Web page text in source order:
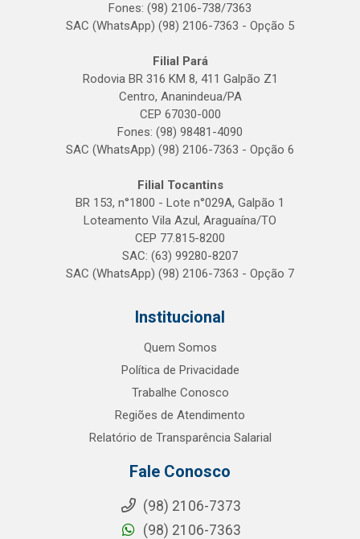
Fones: (98) 2106-738/7363
SAC (WhatsApp) (98) 2106-7363 - Opção 5
Filial Pará
Rodovia BR 316 KM 8, 411 Galpão Z1
Centro, Ananindeua/PA
CEP 67030-000
Fones: (98) 98481-4090
SAC (WhatsApp) (98) 2106-7363 - Opção 6
Filial Tocantins
BR 153, n°1800 - Lote n°029A, Galpão 1
Loteamento Vila Azul, Araguaína/TO
CEP 77.815-8200
SAC: (63) 99280-8207
SAC (WhatsApp) (98) 2106-7363 - Opção 7
Institucional
Quem Somos
Política de Privacidade
Trabalhe Conosco
Regiões de Atendimento
Relatório de Transparência Salarial
Fale Conosco
(98) 2106-7373
(98) 2106-7363